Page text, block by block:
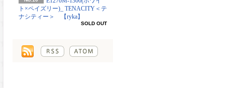
ト×ペイズリー)_ TENACITY＜テ
ナシティー＞ 【ryka】
SOLD OUT